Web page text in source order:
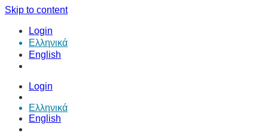
Skip to content
Login
Ελληνικά
English
Login
Ελληνικά
English